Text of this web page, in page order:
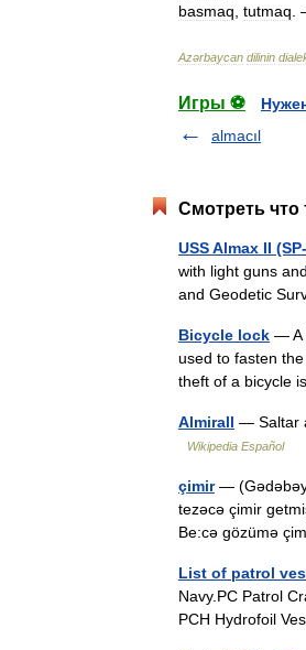
basmaq tutmaq
Azərbaycan dilinin
Игры ⚽
almacıl
Смотреть что
USS Almax II
with light guns
and Geodetic
Bicycle lock — A
used to fasten
theft of a
Almirall — Saltar
Wikipedia Español
çimir— (Gədəbəy,
tezəcə çimir
Be:cə gözümə
List of patrol
Navy.PC Patrol
PCH Hydrofoil